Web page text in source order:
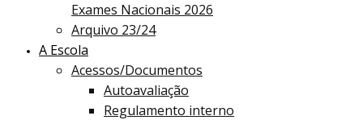
Exames Nacionais 2026
Arquivo 23/24
A Escola
Acessos/Documentos
Autoavaliação
Regulamento interno